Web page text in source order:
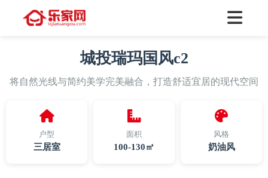
城投瑞玛国风c2
将自然光线与简约美学完美融合，打造舒适宜居的现代空间
户型
三居室
面积
100-130㎡
风格
奶油风